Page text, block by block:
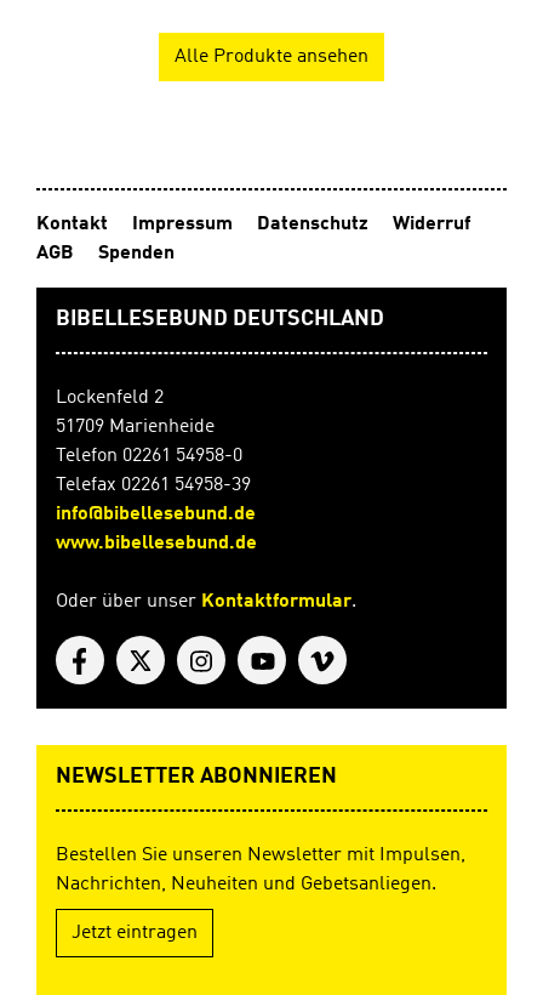
Alle Produkte ansehen
Kontakt Impressum Datenschutz
Widerruf
AGB
Spenden
BIBELLESEBUND DEUTSCHLAND
Lockenfeld 2
51709 Marienheide
Telefon 02261 54958-0
Telefax 02261 54958-39
info@bibellesebund.de
www.bibellesebund.de
Oder über unser Kontaktformular.
NEWSLETTER ABONNIEREN
Bestellen Sie unseren Newsletter mit Impulsen,
Nachrichten, Neuheiten und Gebetsanliegen.
Jetzt eintragen